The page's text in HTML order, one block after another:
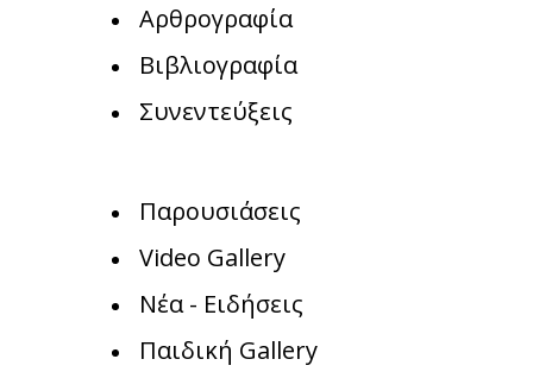
Αρθρογραφία
Βιβλιογραφία
Συνεντεύξεις
Παρουσιάσεις
Video Gallery
Νέα - Ειδήσεις
Παιδική Gallery